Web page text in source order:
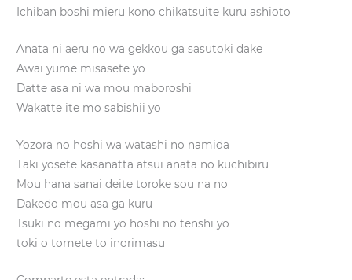
Ichiban boshi mieru kono chikatsuite kuru ashioto
Anata ni aeru no wa gekkou ga sasutoki dake
Awai yume misasete yo
Datte asa ni wa mou maboroshi
Wakatte ite mo sabishii yo
Yozora no hoshi wa watashi no namida
Taki yosete kasanatta atsui anata no kuchibiru
Mou hana sanai deite toroke sou na no
Dakedo mou asa ga kuru
Tsuki no megami yo hoshi no tenshi yo
toki o tomete to inorimasu